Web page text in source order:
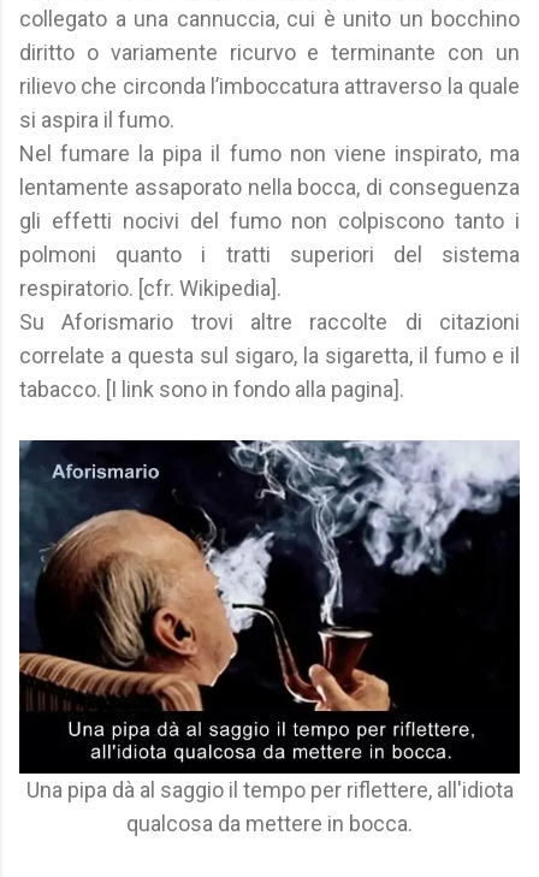
collegato a una cannuccia, cui è unito un bocchino
diritto o variamente ricurvo e terminante con un
rilievo che circonda l’imboccatura attraverso la quale
si aspira il fumo.
Nel fumare la pipa il fumo non viene inspirato, ma
lentamente assaporato nella bocca, di conseguenza
gli effetti nocivi del fumo non colpiscono tanto i
polmoni quanto i tratti superiori del sistema
respiratorio. [cfr. Wikipedia].
Su Aforismario trovi altre raccolte di citazioni
correlate a questa sul sigaro, la sigaretta, il fumo e il
tabacco. [I link sono in fondo alla pagina].
Una pipa dà al saggio il tempo per riflettere, all'idiota
qualcosa da mettere in bocca.